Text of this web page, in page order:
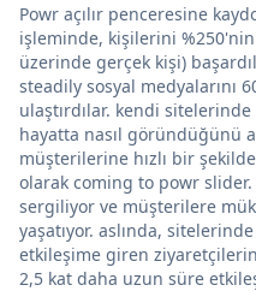
Powr açılır penceresine
işleminde, kişilerini
üzerinde gerçek kişi)
steadily sosyal medyalarını
ulaştırdılar. kendi
hayatta nasıl göründüğünü
müşterilerine hızlı bir
olarak coming to powr
sergiliyor ve müşterilere
yaşatıyor. aslında,
etkileşime giren
2,5 kat daha uzun süre